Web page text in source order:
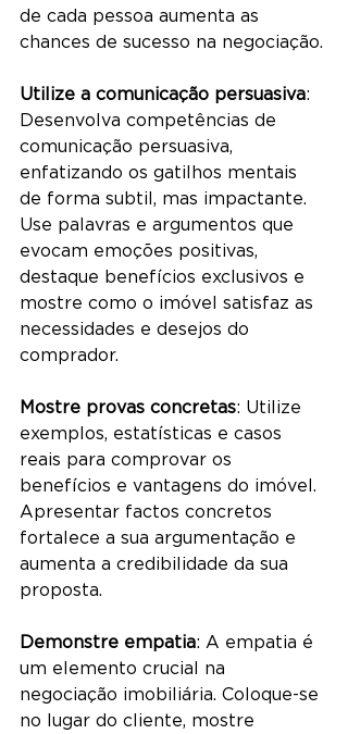
de cada pessoa aumenta as
chances de sucesso na negociação.
Utilize a comunicação persuasiva:
Desenvolva competências de
comunicação persuasiva,
enfatizando os gatilhos mentais
de forma subtil, mas impactante.
Use palavras e argumentos que
evocam emoções positivas,
destaque benefícios exclusivos e
mostre como o imóvel satisfaz as
necessidades e desejos do
comprador.
Mostre provas concretas: Utilize
exemplos, estatísticas e casos
reais para comprovar os
benefícios e vantagens do imóvel.
Apresentar factos concretos
fortalece a sua argumentação e
aumenta a credibilidade da sua
proposta.
Demonstre empatia: A empatia é
um elemento crucial na
negociação imobiliária. Coloque-se
no lugar do cliente, mostre